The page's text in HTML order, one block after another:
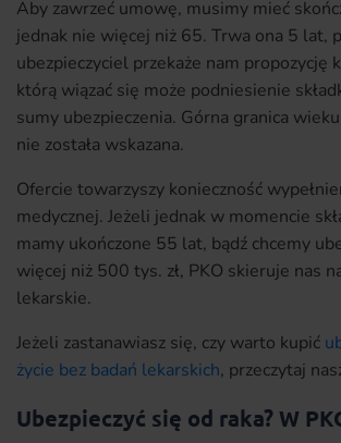
Aby zawrzeć umowę, musimy mieć
jednak nie więcej niż 65. Trwa ona 5 lat,
ubezpieczyciel przekaże nam propozycję
którą wiązać się może podniesienie
sumy ubezpieczenia. Górna granica
nie została wskazana.
Ofercie towarzyszy konieczność
medycznej. Jeżeli jednak w momencie
mamy ukończone 55 lat, bądź chcemy
więcej niż 500 tys. zł, PKO skieruje nas
lekarskie.
Jeżeli zastanawiasz się, czy warto kupić
życie bez badań lekarskich, przeczytaj
Ubezpieczyć się od raka? W